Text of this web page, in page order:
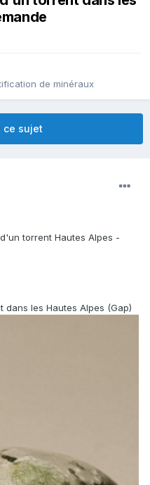
de minéraux
ce sujet
torrent Hautes Alpes -
les Hautes Alpes (Gap)